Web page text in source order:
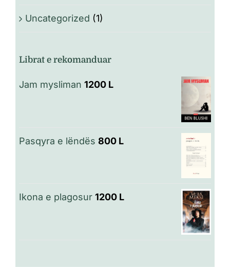
Uncategorized (1)
Librat e rekomanduar
Jam mysliman 1200 L
Pasqyra e lëndës 800 L
Ikona e plagosur 1200 L